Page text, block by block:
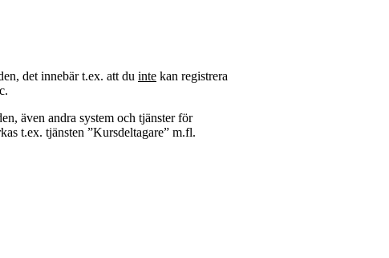
det innebär t.ex. att du inte kan registrera
även andra system och tjänster för
t.ex. tjänsten ”Kursdeltagare” m.fl.